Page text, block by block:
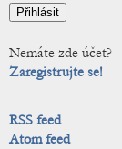
Nemáte zde účet?
Zaregistrujte se!
RSS feed
Atom feed